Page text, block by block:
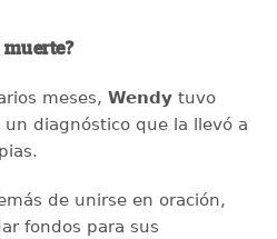
meses, Wendytuvo
diagnóstico que la llevó a
de unirse en oración,
fondos para sus